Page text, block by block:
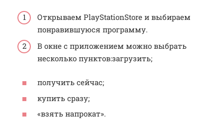
Открываем PlayStationStore и выбираем
понравившуюся программу.
В окне с приложением можно выбрать
несколько пунктов:загрузить;
получить сейчас;
купить сразу;
«взять напрокат».